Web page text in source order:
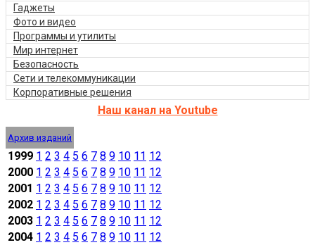
Гаджеты
Фото и видео
Программы и утилиты
Мир интернет
Безопасность
Сети и телекоммуникации
Корпоративные решения
Наш канал на Youtube
Архив изданий
1999 1 2 3 4 5 6 7 8 9 10 11 12
2000 1 2 3 4 5 6 7 8 9 10 11 12
2001 1 2 3 4 5 6 7 8 9 10 11 12
2002 1 2 3 4 5 6 7 8 9 10 11 12
2003 1 2 3 4 5 6 7 8 9 10 11 12
2004 1 2 3 4 5 6 7 8 9 10 11 12